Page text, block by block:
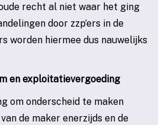
recht al niet waar het ging
door zzp’ers in de
worden hiermee dus nauwelijks
en exploitatievergoeding
om onderscheid te maken
de maker enerzijds en de